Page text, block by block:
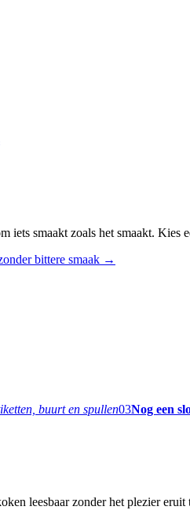
smaakt zoals het smaakt. Kies
bittere smaak →
buurt en spullen03Nog een
leesbaar zonder het plezier eruit